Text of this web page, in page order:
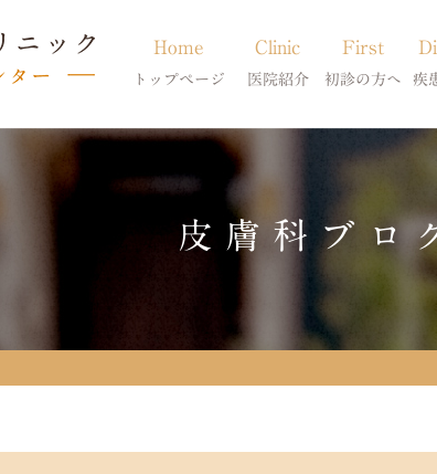
Home
トップページ
Clinic
医院紹介
当院のご紹介
獣医師紹介
First
初診の方へ
初診の方へ
疾
アトピー・
膿皮症・
脱毛症・
アポキル
皮膚科ブロ